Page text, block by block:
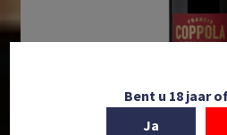
Bent u 18 jaar
Ja